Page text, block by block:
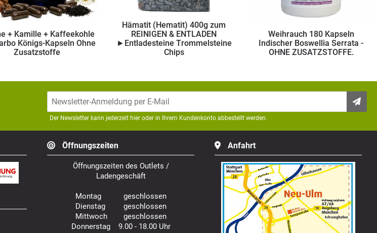
REINIGEN & ENTLADEN
►Entladesteine Trommelsteine
Chips
Weihrauch 180 Kapseln
Indischer Boswellia Serrata -
OHNE ZUSATZSTOFFE.
Bergkristall Ladesteine
►Reinigen & Aufladen
Der Newsletter kann jederzeit hier oder in Ihrem Kundenkonto abbestellt werden.
Öffnungszeiten
Öffnungszeiten des Outlets /
Ladengeschäft
Montag geschlossen
Dienstag geschlossen
Mittwoch geschlossen
Donnerstag 9.00 - 18.00 Uhr
Anfahrt